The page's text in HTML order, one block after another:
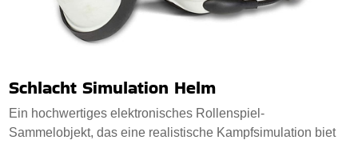
Schlacht Simulation Helm
Ein hochwertiges elektronisches Rollenspiel-
Sammelobjekt, das eine realistische Kampfsimulation biet